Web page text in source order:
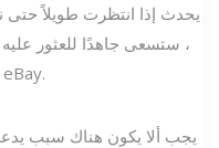
يحدث إذا انتظرت طويلاً حتى
، ستسعى جاهدًا للعثور
خاص ، أو حتى العثور عليه على موقع eBay.
يجب ألا يكون هناك سبب